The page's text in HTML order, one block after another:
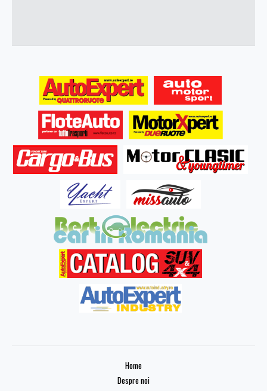
Home
Despre noi